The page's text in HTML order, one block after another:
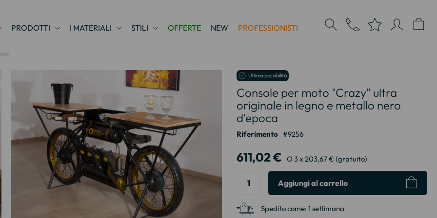
PRODOTTI I MATERIALI STILI OFFERTE NEW PROFESSIONISTI
Ultima possibilità
Console per moto "Crazy" ultra
originale in legno e metallo nero
d'epoca
Riferimento 9256
611,02 € O 3 x 203,67 € (gratuito)
Aggiungi al carrello
Spedito come: 1 settimana